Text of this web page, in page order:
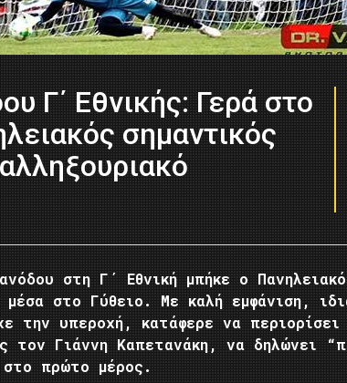
Γ΄ Εθνικής: Γερά στο
σημαντικός
στη Γ΄ Εθνική μπήκε ο
μέσα στο Γύθειο. Με καλή εμφάνιση,
την υπεροχή, κατάφερε να περιορίσει
τον Γιάννη Καπετανάκη, να δηλώνει
στο πρώτο μέρος.